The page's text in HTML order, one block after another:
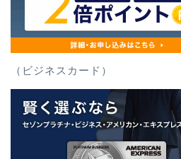
（ビジネスカード）